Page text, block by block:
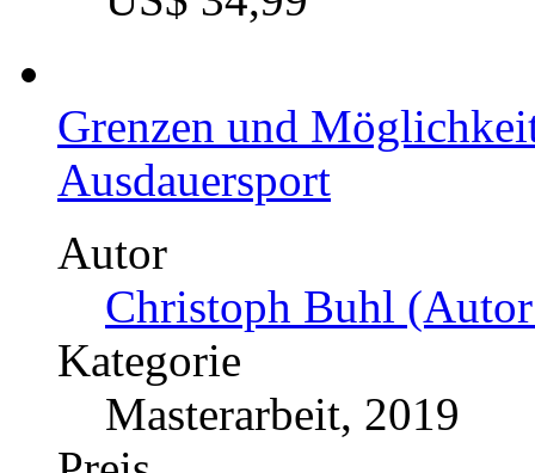
Kreuzbandruptur nach
Autor
Elisa Ruch (Autor:in)
Kategorie
Diplomarbeit, 2020
Preis
US$ 18,99